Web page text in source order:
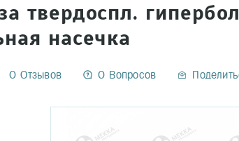
твердоспл.
насечка
0 Отзывов 0 Вопросов